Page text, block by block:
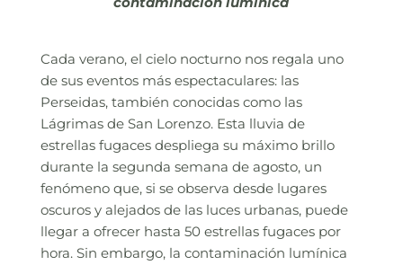
Cada verano, el cielo nocturno nos regala uno
de sus eventos más espectaculares: las
Perseidas, también conocidas como las
Lágrimas de San Lorenzo. Esta lluvia de
estrellas fugaces despliega su máximo brillo
durante la segunda semana de agosto, un
fenómeno que, si se observa desde lugares
oscuros y alejados de las luces urbanas, puede
llegar a ofrecer hasta 50 estrellas fugaces por
hora. Sin embargo, la contaminación lumínica